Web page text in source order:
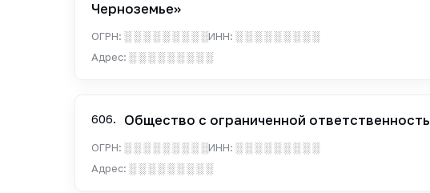
Черноземье»
ОГРН:░ ░ ░ ░ ░ ░ ░ ░ ░ИНН:░ ░ ░ ░ ░ ░ ░ ░ ░
Адрес:░ ░ ░ ░ ░ ░ ░ ░ ░
606. Общество с ограниченной
ОГРН:░ ░ ░ ░ ░ ░ ░ ░ ░ИНН:░ ░ ░ ░ ░ ░ ░ ░ ░
Адрес:░ ░ ░ ░ ░ ░ ░ ░ ░